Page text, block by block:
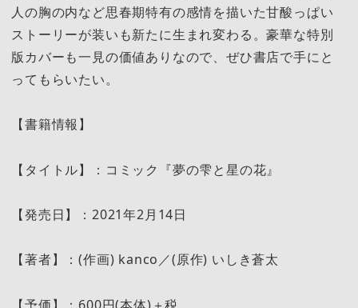
人の胸の内など思春期特有の感情を描いた甘酸っぱい
ストーリーが装いも新たに生まれ変わる。豪華な特別
版カバーも一見の価値ありなので、ぜひ書店で手にと
ってもらいたい。
【書籍情報】
【タイトル】：コミック『夢の雫と星の花』
【発売日】：2021年2月14日
【著者】：(作画) kanco／(原作) いしき蒼太